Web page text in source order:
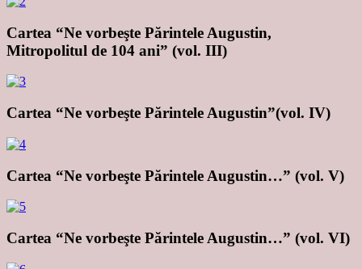
Cartea “Ne vorbeşte Părintele Augustin,
Mitropolitul de 104 ani” (vol. III)
Cartea “Ne vorbeşte Părintele Augustin”(vol. IV)
Cartea “Ne vorbeşte Părintele Augustin…” (vol. V)
Cartea “Ne vorbeşte Părintele Augustin…” (vol. VI)